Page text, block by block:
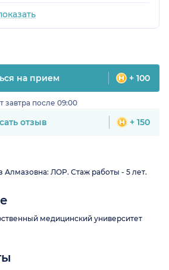
на прием + 100
завтра после 09:00
отзыв + 150
Алмазовна: ЛОР. Стаж работы - 5 лет.
медицинский университет